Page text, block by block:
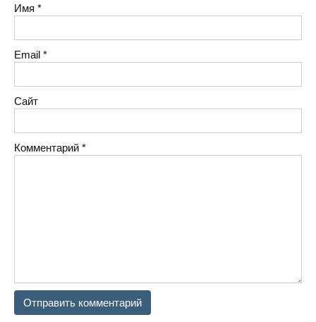
Имя *
Email *
Сайт
Комментарий *